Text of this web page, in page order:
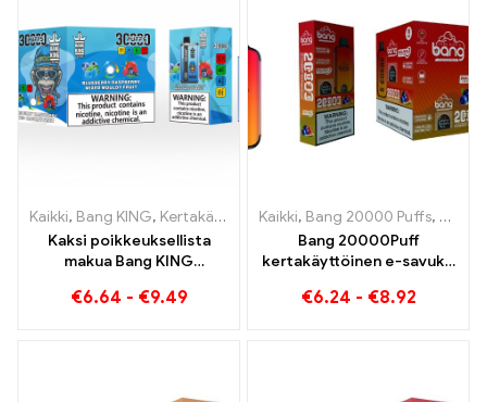
Kaikki, Bang KING, Kertakäyttöiset sähkösavukkeet Liettua ,
Kaksi poikkeuksellista
makua Bang KING
Zigarette mustikka
€6.64 - €9.49
Kaikki, Bang 20000 Puffs, Bang
Bang 20000Puff
kertakäyttöinen e-savuke
ja kaksoisverkko
€6.24 - €8.92